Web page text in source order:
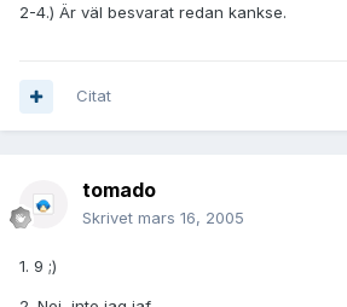
2-4.) Är väl besvarat redan kankse.
Citat
tomado
Skrivet mars 16, 2005
1. 9 ;)